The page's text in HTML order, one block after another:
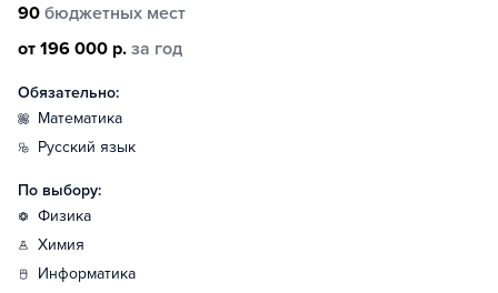
90 бюджетных мест
от 196 000 р. за год
Обязательно:
математика
русский язык
По выбору:
физика
химия
информатика